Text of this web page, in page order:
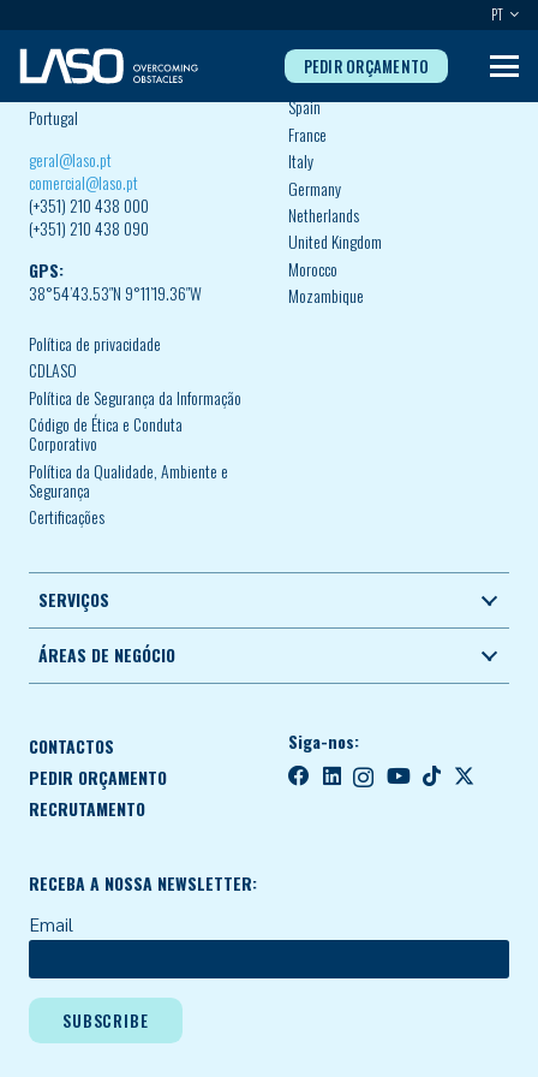
PT
PEDIR ORÇAMENTO
SEDE:
Estrada Nacional 116, Km 20, 7
Portugal
geral@laso.pt
comercial@laso.pt
(+351) 210 438 000
(+351) 210 438 090
GPS:
38°54’43.53″N 9°11’19.36″W
Política de privacidade
CDLASO
Política de Segurança da Informação
Código de Ética e Conduta
Corporativo
Política da Qualidade, Ambiente e
Segurança
Certificações
LASO
Portugal
Spain
France
Italy
Germany
Netherlands
United Kingdom
Morocco
Mozambique
SERVIÇOS
ÁREAS DE NEGÓCIO
CONTACTOS
PEDIR ORÇAMENTO
RECRUTAMENTO
Siga-nos:
RECEBA A NOSSA NEWSLETTER:
Email